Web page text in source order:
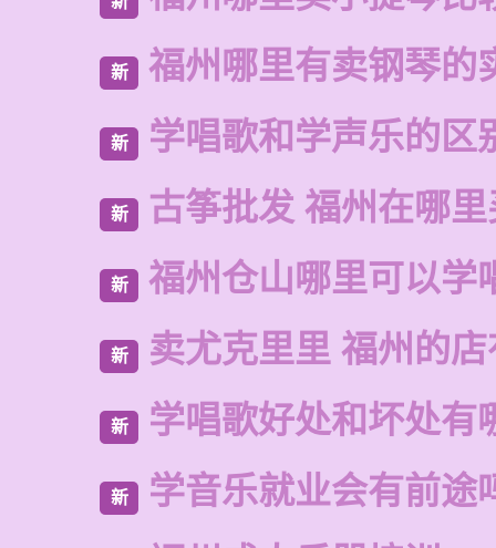
新 福州哪里有卖钢琴的
新 学唱歌和学声乐的区
新 古筝批发 福州在哪
新 福州仓山哪里可以学
新 卖尤克里里 福州的
新 学唱歌好处和坏处有
新 学音乐就业会有前途